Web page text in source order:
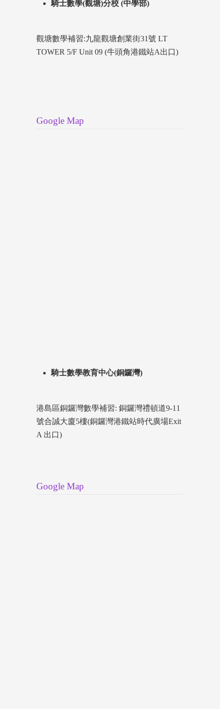
騎士數學(觀塘)分校 (中學部)
觀塘數學補習:九龍觀塘創業街31號 LT
TOWER 5/F Unit 09 (牛頭角港鐵站A出口)
Google Map
騎士數學教育中心(銅鑼灣)
港島區銅鑼灣數學補習: 銅鑼灣禮頓道9-11
號合誠大廈5樓(銅鑼灣港鐵站時代廣場Exit
A 出口)
Google Map